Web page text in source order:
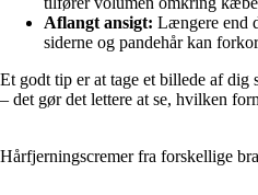
Aflangt ansigt: Længere end
siderne og pandehår kan
Et godt tip er at tage et billede af
– det gør det lettere at se, hvilken
Hårfjerningscremer fra forskellige